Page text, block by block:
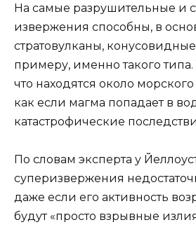
На самые разрушительные и
извержения способны, в
стратовулканы,
примеру, именно такого
что находятся около
как если магма попадает в
катастрофические
По словам эксперта у
суперизвержения
даже если его активность
будут «просто взрывные